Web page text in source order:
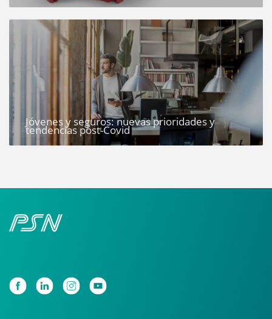
Jóvenes y seguros: nuevas prioridades y
tendencias post-Covid